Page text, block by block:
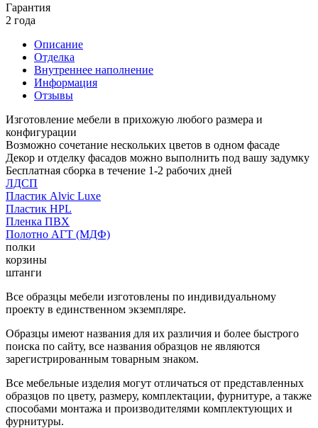
Гарантия
2 года
Описание
Отделка
Внутреннее наполнение
Информация
Отзывы
Изготовление мебели в прихожую любого размера и
конфигурации
Возможно сочетание нескольких цветов в одном фасаде
Декор и отделку фасадов можно выполнить под вашу задумку
Бесплатная сборка в течение 1-2 рабочих дней
ЛДСП
Пластик Alvic Luxe
Пластик HPL
Пленка ПВХ
Полотно АГТ (МДФ)
полки
корзины
штанги
Все образцы мебели изготовлены по индивидуальному
проекту в единственном экземпляре.
Образцы имеют названия для их различия и более быстрого
поиска по сайту, все названия образцов не являются
зарегистрированным товарным знаком.
Все мебельные изделия могут отличаться от представленных
образцов по цвету, размеру, комплектации, фурнитуре, а также
способами монтажа и производителями комплектующих и
фурнитуры.